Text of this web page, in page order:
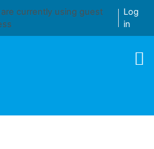
currently using guest
Log
in